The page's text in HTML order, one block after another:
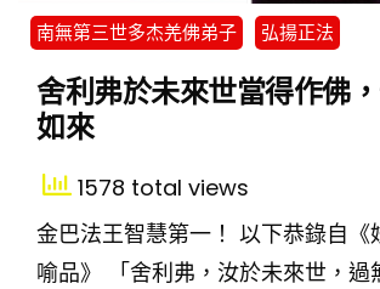
南無第三世多杰羌佛弟子 弘揚正法
舍利弗於未來世當得作佛
如來
1578 total views
金巴法王智慧第一！ 以下恭錄自《
喻品》 「舍利弗，汝於未來世，過